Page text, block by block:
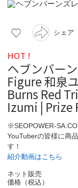
シェア
HOT !
ヘブンバー
Figure 和泉
Burns Red
Izumi | Prize
※SEOPOWER-
YouTuberの皆様に商
す！
紹介動画はこちら
ネット販売
価格（税込）